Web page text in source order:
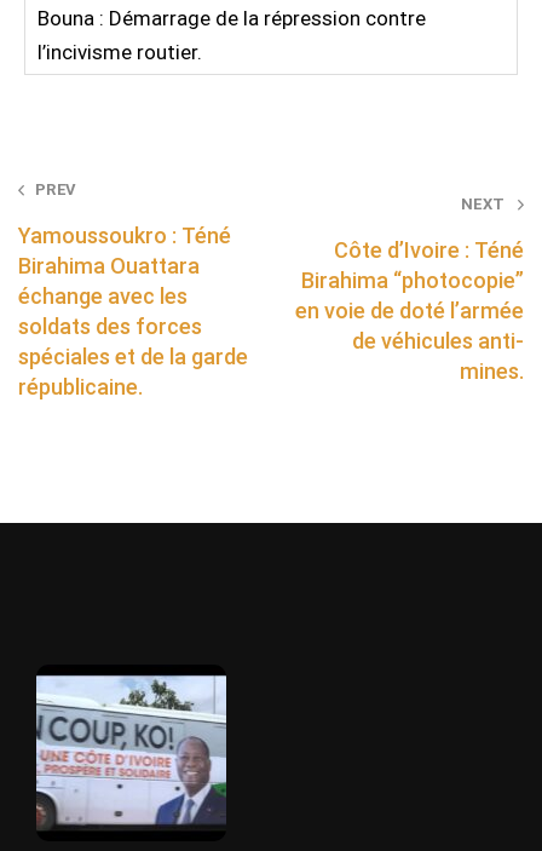
Bouna : Démarrage de la répression contre
l’incivisme routier.
Post
navigation
PREV
Yamoussoukro : Téné
Birahima Ouattara
échange avec les
soldats des forces
spéciales et de la garde
républicaine.
NEXT
Côte d’Ivoire : Téné
Birahima “photocopie”
en voie de doté l’armée
de véhicules anti-
mines.